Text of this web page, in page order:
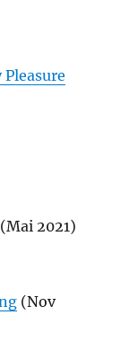
(Mai 2021)
(Nov